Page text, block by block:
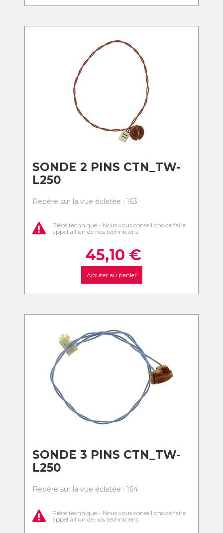
SONDE 2 PINS CTN_TW-
L250
Repère sur la vue éclatée : 163
Pièce technique - Nous vous conseillons de faire
appel à l'un de nos techniciens
45,10 €
Ajouter au panier
SONDE 3 PINS CTN_TW-
L250
Repère sur la vue éclatée : 164
Pièce technique - Nous vous conseillons de faire
appel à l'un de nos techniciens